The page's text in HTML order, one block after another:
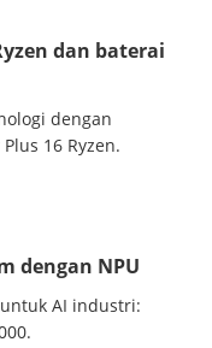
dan baterai
dengan
16 Ryzen.
dengan NPU
AI industri: